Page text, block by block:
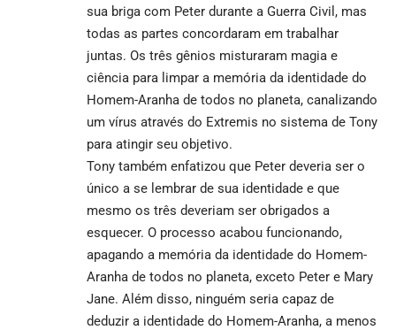
sua briga com Peter durante a Guerra Civil, mas
todas as partes concordaram em trabalhar
juntas. Os três gênios misturaram magia e
ciência para limpar a memória da identidade do
Homem-Aranha de todos no planeta, canalizando
um vírus através do Extremis no sistema de Tony
para atingir seu objetivo.
Tony também enfatizou que Peter deveria ser o
único a se lembrar de sua identidade e que
mesmo os três deveriam ser obrigados a
esquecer. O processo acabou funcionando,
apagando a memória da identidade do Homem-
Aranha de todos no planeta, exceto Peter e Mary
Jane. Além disso, ninguém seria capaz de
deduzir a identidade do Homem-Aranha, a menos